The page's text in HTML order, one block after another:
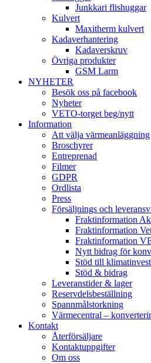
Junkkari flishuggar
Kulvert
Maxitherm kulvert
Kadaverhantering
Kadaverskruv
Övriga produkter
GSM Larm
NYHETER
Besök oss på facebook
Nyheter
VETO-torget beg/nytt
Information
Att välja värmeanläggning
Broschyrer
Entreprenad
Filmer
GDPR
Ordlista
Press
Försäljnings och
Fraktinformation
Fraktinformation
Fraktinformation
Nytt bidrag för
Stöd till
Stöd & bidrag
Leveranstider & lager
Reservdelsbeställning
Spannmålstorkning
Värmecentral –
Kontakt
Återförsäljare
Kontaktuppgifter
Om oss